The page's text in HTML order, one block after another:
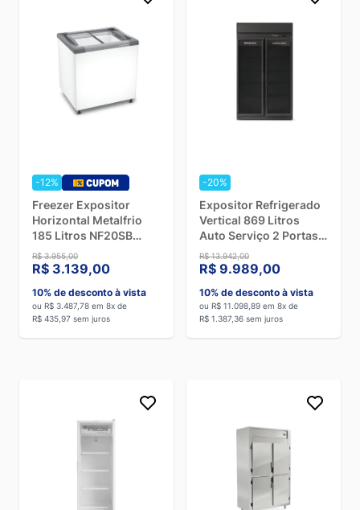
-12%
Freezer Expositor
Horizontal Metalfrio
185 Litros NF20SB
Branco - 127V
R$ 3.955,00
R$ 3.139,00
10% de desconto à vista
ou R$ 3.487,78 em 8x de
R$ 435,97 sem juros
-20%
Expositor Refrigerado
Vertical 869 Litros
Auto Serviço 2 Portas
de Vidro Fricon
ACFM785 Total Black -
R$ 13.942,00
R$ 9.989,00
10% de desconto à vista
ou R$ 11.098,89 em 8x de
R$ 1.387,36 sem juros